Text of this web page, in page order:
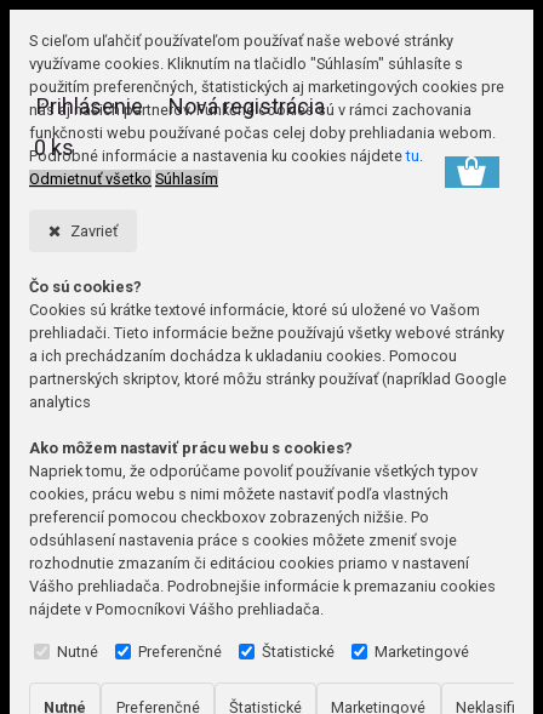
S cieľom uľahčiť používateľom používať naše webové stránky
využívame cookies. Kliknutím na tlačidlo "Súhlasím" súhlasíte s
použitím preferenčných, štatistických aj marketingových cookies pre
nás aj našich partnerov. Funkčné cookies sú v rámci zachovania
funkčnosti webu používané počas celej doby prehliadania webom.
Podrobné informácie a nastavenia ku cookies nájdetetu.
Odmietnuť všetko Súhlasím
Zavrieť
Čo sú cookies?
Cookies sú krátke textové informácie, ktoré sú uložené vo Vašom
prehliadači. Tieto informácie bežne používajú všetky webové stránky
a ich prechádzaním dochádza k ukladaniu cookies. Pomocou
partnerských skriptov, ktoré môžu stránky používať (napríklad Google
analytics
Ako môžem nastaviť prácu webu s cookies?
Napriek tomu, že odporúčame povoliť používanie všetkých typov
cookies, prácu webu s nimi môžete nastaviť podľa vlastných
preferencií pomocou checkboxov zobrazených nižšie. Po
odsúhlasení nastavenia práce s cookies môžete zmeniť svoje
rozhodnutie zmazaním či editáciou cookies priamo v nastavení
Vášho prehliadača. Podrobnejšie informácie k premazaniu cookies
nájdete v Pomocníkovi Vášho prehliadača.
Nutné Preferenčné Štatistické Marketingové
Nutné
Preferenčné
Štatistické
Marketingové
Prihlásenie
Nová registrácia
0 ks